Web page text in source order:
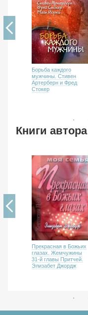
Борьба каждого
мужчины. Стивен
Артерберн и Фред
Стокер
Книги автора
Прекрасная в Божьих
глазах. Жемчужины
31-й главы Притчей.
Элизабет Джордж